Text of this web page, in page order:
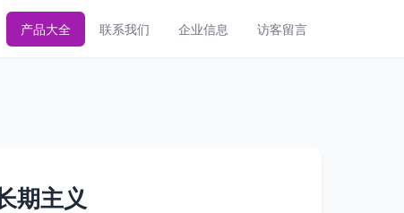
产品大全 联系我们 企业信息 访客留言
期主义